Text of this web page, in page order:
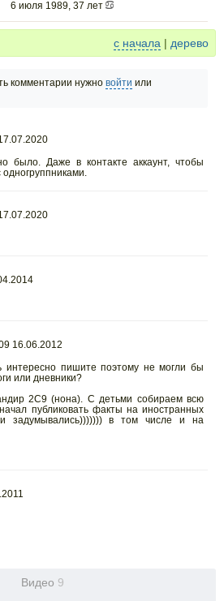
6 июля 1989, 37 лет
с начала | дерево
комментарии нужно войти или
было. Даже в контакте аккаунт, чтобы
16.06.2012
интересно пишите поэтому не могли бы
или дневники?
2С9 (нона). С детьми собираем всю
публиковать факты на иностранных
задумывались))))))) в том числе и на
Видео 9